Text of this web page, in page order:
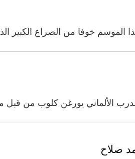
الموسم خوفا من الصراع الكبير
الألماني يورغن كلوب من قبل
صلاح